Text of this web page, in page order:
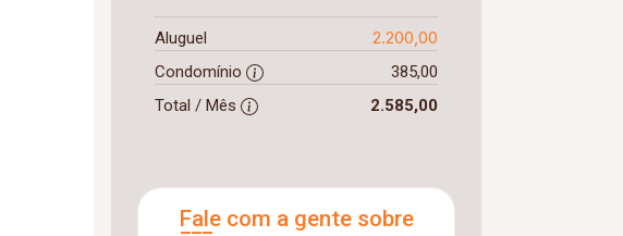
Aluguel 2.200,00
Condomínio
385,00
Total / Mês
2.585,00
Fale com a gente sobre